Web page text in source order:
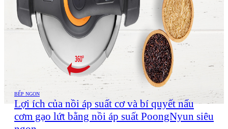
BẾP NGON
Lợi ích của nồi áp suất cơ và bí quyết nấu
cơm gạo lứt bằng nồi áp suất PoongNyun siêu